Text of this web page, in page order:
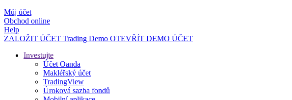
Můj účet
Obchod online
Help
ZALOŽIT ÚČET Trading Demo OTEVŘÍT DEMO ÚČET
Investujte
Účet Oanda
Makléřský účet
TradingView
Úroková sazba fondů